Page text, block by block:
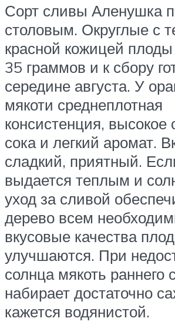
Сорт сливы Аленушка
столовым. Округлые с
красной кожицей
35 граммов и к сбору
середине августа. У
мякоти среднеплотная
консистенция, высокое
сока и легкий аромат.
сладкий, приятный.
выдается теплым и
уход за сливой
дерево всем
вкусовые качества
улучшаются. При
солнца мякоть раннего
набирает достаточно
кажется водянистой.